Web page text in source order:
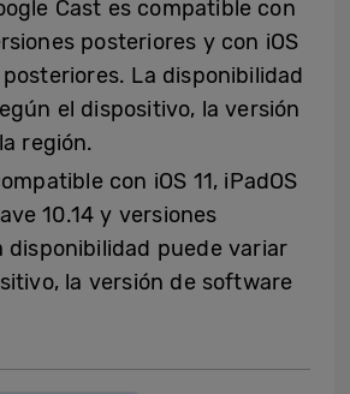
Cast es compatible con
posteriores y con iOS
La disponibilidad
el dispositivo, la versión
región.
con iOS 11, iPadOS
10.14 y versiones
disponibilidad puede variar
la versión de software